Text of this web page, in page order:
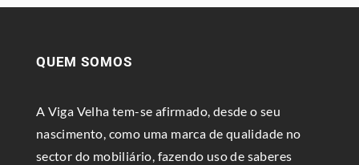
QUEM SOMOS
A Viga Velha tem-se afirmado, desde o seu
nascimento, como uma marca de qualidade no
sector do mobiliário, fazendo uso de saberes